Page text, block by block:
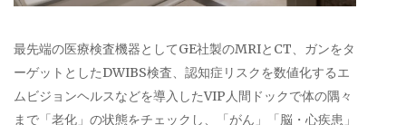
最先端の医療検査機器としてGE社製のMRIとCT、ガンをタ
ーゲットとしたDWIBS検査、認知症リスクを数値化するエ
ムビジョンヘルスなどを導入したVIP人間ドックで体の隅々
まで「老化」の状態をチェックし、「がん」「脳・心疾患」